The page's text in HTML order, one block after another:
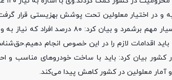
سازندگی تهیه و در اختیار معلولین تحت پوشش بهزیستی قرار
این روند قطعاً ادامه‌دار است.استاندار گیلان، نقش تصادفات جاده‌ای در ایجاد معلولیت در جامعه را بسیار مهم برشمرد و بیان کرد: ۸۰
مادرزاد می‌باشد که باید اقدامات لازم را در این خصوص انجام
بیان کرد: باید با ساخت خودروهای مناسب و
آمار معلولین در کشور کاهش پیدا می‌کند.